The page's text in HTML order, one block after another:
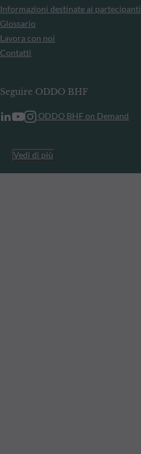
Informazioni destinate ai partecipanti
Glossario
Lavora con noi
Contatti
Seguire ODDO BHF
ODDO BHF on Demand
Vedi di più